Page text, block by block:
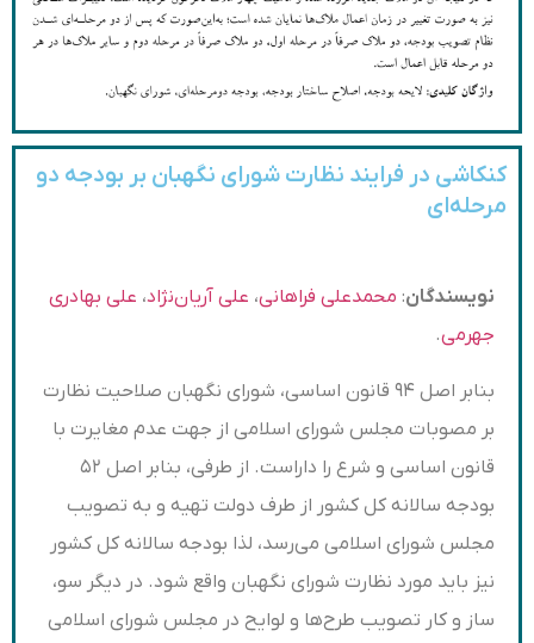
کنکاشی در فرایند نظارت شورای نگهبان بر بودجه دو
مرحله‌ای
نویسندگان: محمدعلی فراهانی، علی آریان‌نژاد، علی بهادری
جهرمی.
بنابر اصل ۹۴ قانون اساسی، شورای نگهبان صلاحیت نظارت
بر مصوبات مجلس شورای اسلامی از جهت عدم مغایرت با
قانون اساسی و شرع را داراست. از طرفی، بنابر اصل ۵۲
بودجه سالانه کل کشور از طرف دولت تهیه و به تصویب
مجلس شورای اسلامی می‌رسد، لذا بودجه سالانه کل کشور
نیز باید مورد نظارت شورای نگهبان واقع شود. در دیگر سو،
ساز و کار تصویب طرح‌ها و لوایح در مجلس شورای اسلامی